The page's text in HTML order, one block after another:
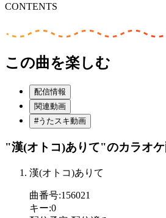
CONTENTS
この曲を楽しむ
配信情報
関連動画
#うたスキ動画
"漢(オトコ)ありて"のカラオ
漢(オトコ)ありて
曲番号:156021
キー:0